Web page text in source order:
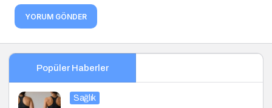
YORUM GÖNDER
Popüler Haberler
Sağlık